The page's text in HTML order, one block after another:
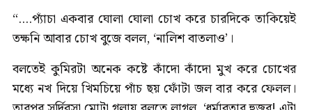
“....প্যাঁচা একবার ঘোলা ঘোলা চোখ করে চারদিকে তাকিয়েই
তক্ষনি আবার চোখ বুজে বলল, ‘নালিশ বাতলাও’।
বলতেই কুমিরটা অনেক কষ্টে কাঁদো কাঁদো মুখ করে চোখের
মধ্যে নখ দিয়ে খিমচিয়ে পাঁচ ছয় ফোঁটা জল বার করে ফেলল।